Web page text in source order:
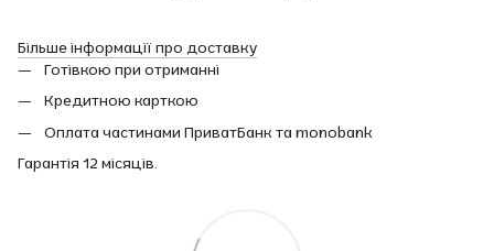
Більше інформації про доставку
Готівкою при отриманні
Кредитною карткою
Оплата частинами ПриватБанк та monobank
Гарантія 12 місяців.